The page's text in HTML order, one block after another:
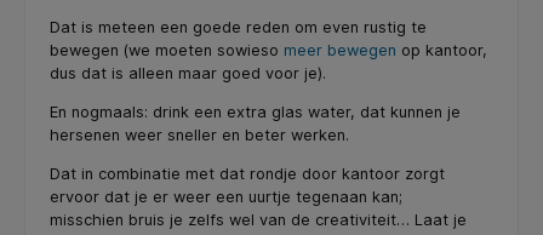
Dat is meteen een goede reden om even rustig te
bewegen (we moeten sowieso meer bewegen op kantoor,
dus dat is alleen maar goed voor je).
En nogmaals: drink een extra glas water, dat kunnen je
hersenen weer sneller en beter werken.
Dat in combinatie met dat rondje door kantoor zorgt
ervoor dat je er weer een uurtje tegenaan kan;
misschien bruis je zelfs wel van de creativiteit… Laat je